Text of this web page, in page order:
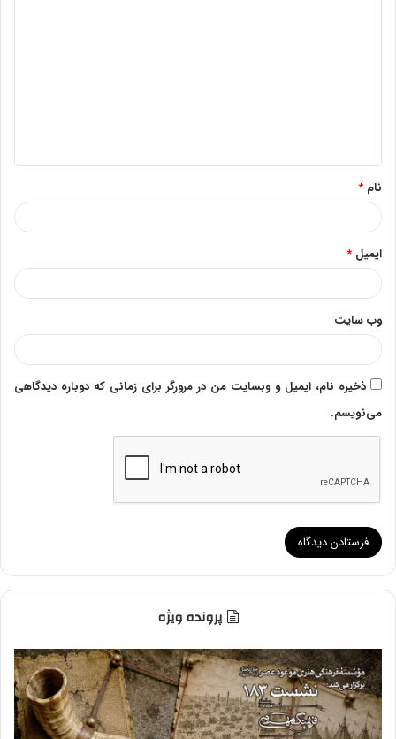
*
نام *
ایمیل *
وب‌ سایت
ذخیره نام، ایمیل و وبسایت من در مرورگر برای زمانی که دوباره دیدگاهی
می‌نویسم.
پرونده ویژه